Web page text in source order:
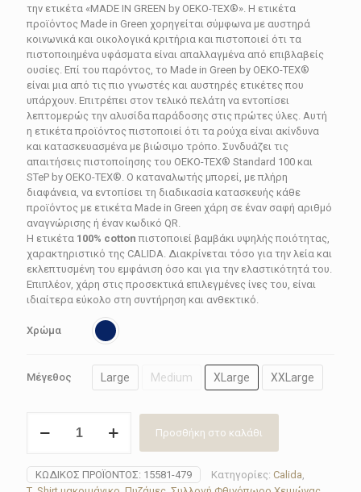
την ετικέτα «MADE IN GREEN by OEKO-TEX®». Η ετικέτα
προϊόντος Made in Green χορηγείται σύμφωνα με αυστηρά
κοινωνικά και οικολογικά κριτήρια και πιστοποιεί ότι τα
πιστοποιημένα υφάσματα είναι απαλλαγμένα από επιβλαβείς
ουσίες. Επί του παρόντος, το Made in Green by OEKO-TEX®
είναι μια από τις πιο γνωστές και αυστηρές ετικέτες που
υπάρχουν. Επιτρέπει στον τελικό πελάτη να εντοπίσει
λεπτομερώς την αλυσίδα παράδοσης στις πρώτες ύλες. Αυτή
η ετικέτα προϊόντος πιστοποιεί ότι τα ρούχα είναι ακίνδυνα
και κατασκευασμένα με βιώσιμο τρόπο. Συνδυάζει τις
απαιτήσεις πιστοποίησης του OEKO-TEX® Standard 100 και
STeP by OEKO-TEX®. Ο καταναλωτής μπορεί, με πλήρη
διαφάνεια, να εντοπίσει τη διαδικασία κατασκευής κάθε
προϊόντος με ετικέτα Made in Green χάρη σε έναν σαφή αριθμό
αναγνώρισης ή έναν κωδικό QR.
Η ετικέτα 100% cotton πιστοποιεί βαμβάκι υψηλής ποιότητας,
χαρακτηριστικό της CALIDA. Διακρίνεται τόσο για την λεία και
εκλεπτυσμένη του εμφάνιση όσο και για την ελαστικότητά του.
Επιπλέον, χάρη στις προσεκτικά επιλεγμένες ίνες του, είναι
ιδιαίτερα εύκολο στη συντήρηση και ανθεκτικό.
Χρώμα
Μέγεθος Large Medium XLarge XXLarge
Shirt
με
μακρυά
Προσθήκη στο καλάθι
ΚΩΔΙΚΌΣ ΠΡΟΪΌΝΤΟΣ: 15581-479 Κατηγορίες: Calida